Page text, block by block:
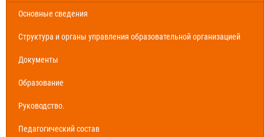
Основные сведения
Структура и органы управления образовательной организацией
Документы
Образование
Руководство.
Педагогический состав